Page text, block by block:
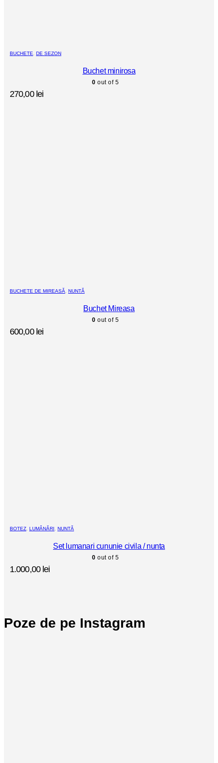
BUCHETE DE SEZON
Buchet minirosa
0 out of 5
270,00 lei
BUCHETE DE MIREASĂ NUNTĂ
Buchet Mireasa
0 out of 5
600,00 lei
BOTEZ LUMÂNĂRI NUNTĂ
Set lumanari cununie civila / nunta
0 out of 5
1.000,00 lei
Poze de pe Instagram